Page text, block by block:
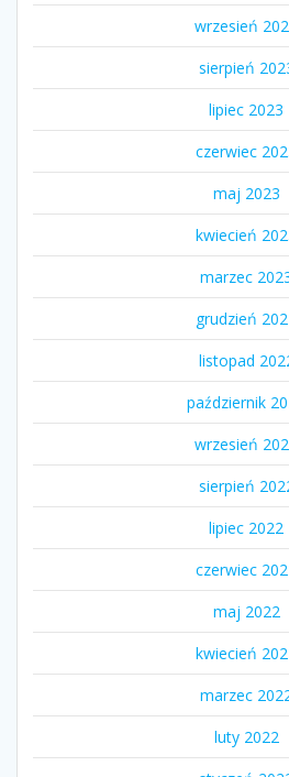
wrzesień
sierpień
lipiec 2023
czerwiec
maj 2023
kwiecień
marzec
grudzień
listopad
październik
wrzesień
sierpień
lipiec 2022
czerwiec
maj 2022
kwiecień
marzec
luty 2022